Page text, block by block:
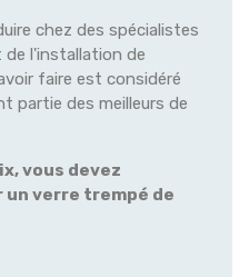
chez des spécialistes
de l'installation de
faire est considéré
partie des meilleurs de
vous devez
verre trempé de